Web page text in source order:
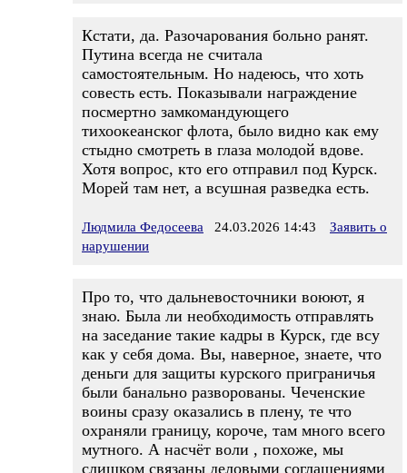
Кстати, да. Разочарования больно ранят.
Путина всегда не считала
самостоятельным. Но надеюсь, что хоть
совесть есть. Показывали награждение
посмертно замкомандующего
тихоокеанског флота, было видно как ему
стыдно смотреть в глаза молодой вдове.
Хотя вопрос, кто его отправил под Курск.
Морей там нет, а всушная разведка есть.
Людмила Федосеева 24.03.2026 14:43
Заявить о
нарушении
Про то, что дальневосточники воюют, я
знаю. Была ли необходимость отправлять
на заседание такие кадры в Курск, где всу
как у себя дома. Вы, наверное, знаете, что
деньги для защиты курского приграничья
были банально разворованы. Чеченские
воины сразу оказались в плену, те что
охраняли границу, короче, там много всего
мутного. А насчёт воли , похоже, мы
слишком связаны деловыми соглашениями